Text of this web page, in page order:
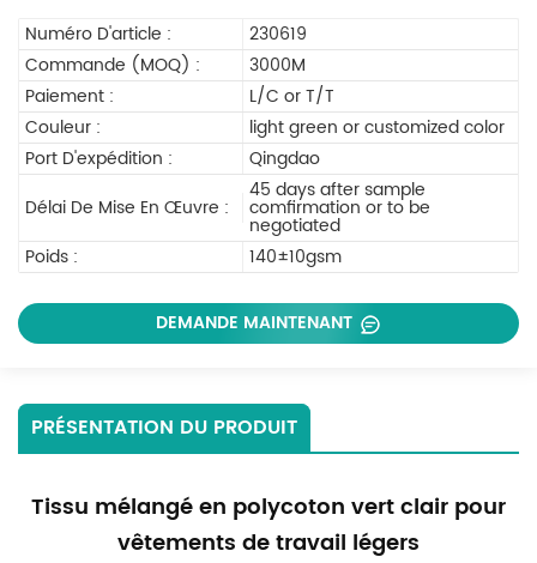
Numéro D'article :
230619
Commande (MOQ) :
3000M
Paiement :
L/C or T/T
Couleur :
light green or customized color
Port D'expédition :
Qingdao
Délai De Mise En Œuvre :
45 days after sample
comfirmation or to be
negotiated
Poids :
140±10gsm
DEMANDE MAINTENANT
PRÉSENTATION DU PRODUIT
Tissu mélangé en polycoton vert clair pour
vêtements de travail légers